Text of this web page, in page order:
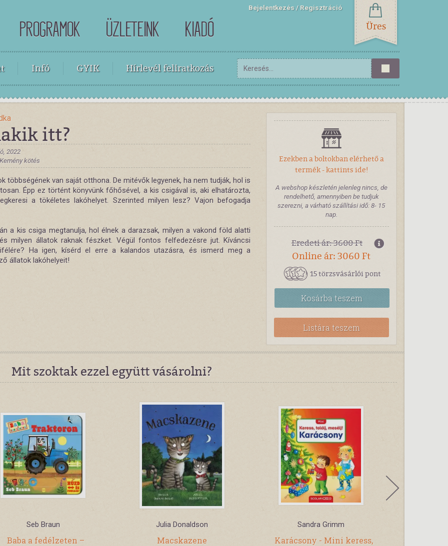
PROGRAMOK ÜZLETEINK KIADÓ
Bejelentkezés Regisztráció
Üres
Infó GYIK Hírlevél feliratkozás
itt?
2022
kötés
többségének van saját otthona. De mitévők legyenek, ha nem tudják, hol is
Épp ez történt könyvünk főhősével, a kis csigával is, aki elhatározta,
a tökéletes lakóhelyet. Szerinted milyen lesz? Vajon befogadja
a kis csiga megtanulja, hol élnek a darazsak, milyen a vakond föld alatti
milyen állatok raknak fészket. Végül fontos felfedezésre jut. Kíváncsi
Ha igen, kísérd el erre a kalandos utazásra, és ismerd meg a
állatok lakóhelyeit!
Ezekben a boltokban elérhető a
termék - kattints ide!
A webshop készletén jelenleg nincs, de
rendelhető, amennyiben be tudjuk
szerezni, a várható szállítási idő: 8- 15
nap.
Eredeti ár: 3600 Ft
Online ár: 3060 Ft
15 törzsvásárlói pont
Kosárbateszem
Listára teszem
Mit szoktak ezzel együtt vásárolni?
Seb Braun
Baba a fedélzeten –
Julia Donaldson
Macskazene
Sandra Grimm
Karácsony - Mini keress,